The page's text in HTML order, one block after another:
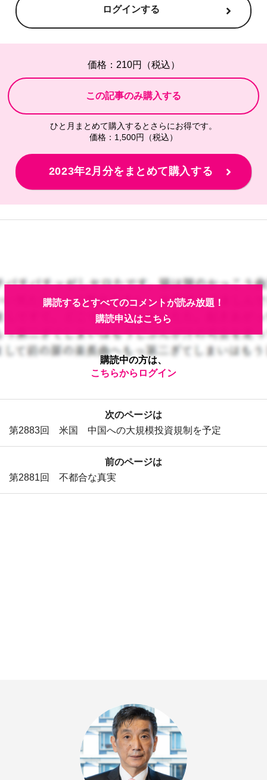
ログインする
価格：210円（税込）
ひと月まとめて購入するとさらにお得です。
価格：1,500円（税込）
2023年2月分をまとめて購入する
購読するとすべてのコメントが読み放題！
購読申込はこちら
購読中の方は、
こちらからログイン
前のページは
第2881回 不都合な真実
次のページは
第2883回 米国 中国への大規模投資規制を予定